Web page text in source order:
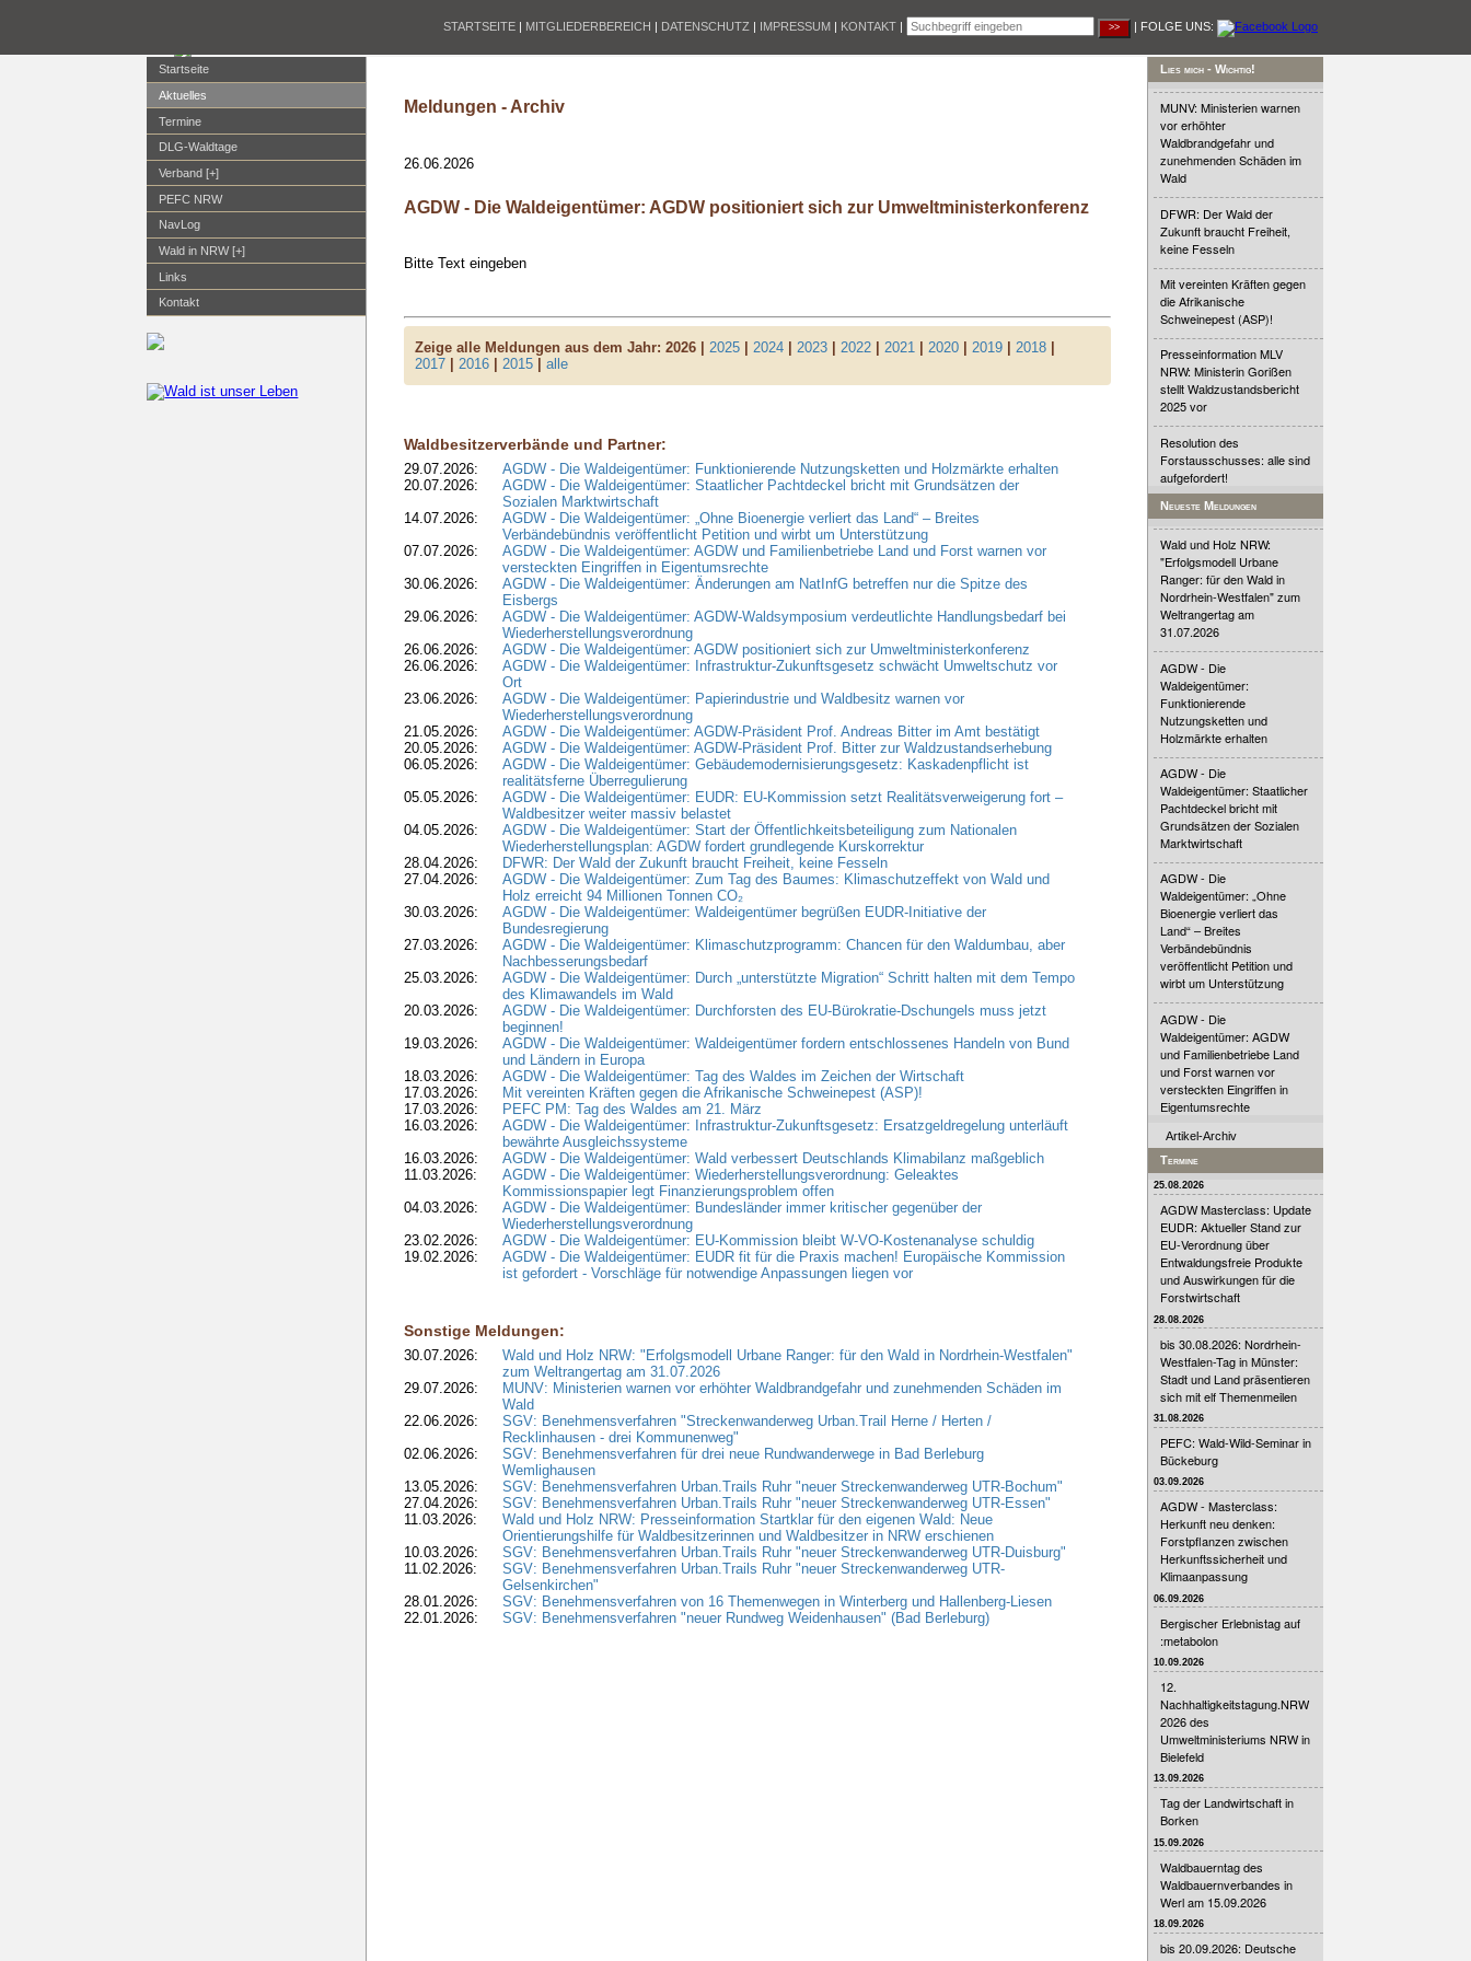
STARTSEITE | MITGLIEDERBEREICH | DATENSCHUTZ | IMPRESSUM | KONTAKT | | FOLGE UNS:
Startseite
Aktuelles
Termine
DLG-Waldtage
Verband [+]
PEFC NRW
NavLog
Wald in NRW [+]
Links
Kontakt
Meldungen - Archiv
26.06.2026
AGDW - Die Waldeigentümer: AGDW positioniert sich zur Umweltministerkonferenz
Bitte Text eingeben
Zeige alle Meldungen aus dem Jahr: 2026 | 2025| 2024| 2023| 2022| 2021| 2020| 2019| 2018|
2017| 2016| 2015| alle
Waldbesitzerverbände und Partner:
29.07.2026:
AGDW - Die Waldeigentümer: Funktionierende Nutzungsketten und Holzmärkte erhalten
20.07.2026:
AGDW - Die Waldeigentümer: Staatlicher Pachtdeckel bricht mit Grundsätzen der
Sozialen Marktwirtschaft
14.07.2026:
AGDW - Die Waldeigentümer: „Ohne Bioenergie verliert das Land“ – Breites
Verbändebündnis veröffentlicht Petition und wirbt um Unterstützung
07.07.2026:
AGDW - Die Waldeigentümer: AGDW und Familienbetriebe Land und Forst warnen vor
versteckten Eingriffen in Eigentumsrechte
30.06.2026:
AGDW - Die Waldeigentümer: Änderungen am NatInfG betreffen nur die Spitze des
Eisbergs
29.06.2026:
AGDW - Die Waldeigentümer: AGDW-Waldsymposium verdeutlichte Handlungsbedarf bei
Wiederherstellungsverordnung
26.06.2026:
AGDW - Die Waldeigentümer: AGDW positioniert sich zur Umweltministerkonferenz
26.06.2026:
AGDW - Die Waldeigentümer: Infrastruktur-Zukunftsgesetz schwächt Umweltschutz vor
Ort
23.06.2026:
AGDW - Die Waldeigentümer: Papierindustrie und Waldbesitz warnen vor
Wiederherstellungsverordnung
21.05.2026:
AGDW - Die Waldeigentümer: AGDW-Präsident Prof. Andreas Bitter im Amt bestätigt
20.05.2026:
AGDW - Die Waldeigentümer: AGDW-Präsident Prof. Bitter zur Waldzustandserhebung
06.05.2026:
AGDW - Die Waldeigentümer: Gebäudemodernisierungsgesetz: Kaskadenpflicht ist
realitätsferne Überregulierung
05.05.2026:
AGDW - Die Waldeigentümer: EUDR: EU-Kommission setzt Realitätsverweigerung fort –
Waldbesitzer weiter massiv belastet
04.05.2026:
AGDW - Die Waldeigentümer: Start der Öffentlichkeitsbeteiligung zum Nationalen
Wiederherstellungsplan: AGDW fordert grundlegende Kurskorrektur
28.04.2026:
DFWR: Der Wald der Zukunft braucht Freiheit, keine Fesseln
27.04.2026:
AGDW - Die Waldeigentümer: Zum Tag des Baumes: Klimaschutzeffekt von Wald und
Holz erreicht 94 Millionen Tonnen CO₂
30.03.2026:
AGDW - Die Waldeigentümer: Waldeigentümer begrüßen EUDR-Initiative der
Bundesregierung
27.03.2026:
AGDW - Die Waldeigentümer: Klimaschutzprogramm: Chancen für den Waldumbau, aber
Nachbesserungsbedarf
25.03.2026:
AGDW - Die Waldeigentümer: Durch „unterstützte Migration“ Schritt halten mit dem Tempo
des Klimawandels im Wald
20.03.2026:
AGDW - Die Waldeigentümer: Durchforsten des EU-Bürokratie-Dschungels muss jetzt
beginnen!
19.03.2026:
AGDW - Die Waldeigentümer: Waldeigentümer fordern entschlossenes Handeln von Bund
und Ländern in Europa
18.03.2026:
AGDW - Die Waldeigentümer: Tag des Waldes im Zeichen der Wirtschaft
17.03.2026:
Mit vereinten Kräften gegen die Afrikanische Schweinepest (ASP)!
17.03.2026:
PEFC PM: Tag des Waldes am 21. März
16.03.2026:
AGDW - Die Waldeigentümer: Infrastruktur-Zukunftsgesetz: Ersatzgeldregelung unterläuft
bewährte Ausgleichssysteme
16.03.2026:
AGDW - Die Waldeigentümer: Wald verbessert Deutschlands Klimabilanz maßgeblich
11.03.2026:
AGDW - Die Waldeigentümer: Wiederherstellungsverordnung: Geleaktes
Kommissionspapier legt Finanzierungsproblem offen
04.03.2026:
AGDW - Die Waldeigentümer: Bundesländer immer kritischer gegenüber der
Wiederherstellungsverordnung
23.02.2026:
AGDW - Die Waldeigentümer: EU-Kommission bleibt W-VO-Kostenanalyse schuldig
19.02.2026:
AGDW - Die Waldeigentümer: EUDR fit für die Praxis machen! Europäische Kommission
ist gefordert - Vorschläge für notwendige Anpassungen liegen vor
Sonstige Meldungen:
30.07.2026:
Wald und Holz NRW: "Erfolgsmodell Urbane Ranger: für den Wald in Nordrhein-Westfalen"
zum Weltrangertag am 31.07.2026
29.07.2026:
MUNV: Ministerien warnen vor erhöhter Waldbrandgefahr und zunehmenden Schäden im
Wald
22.06.2026:
SGV: Benehmensverfahren "Streckenwanderweg Urban.Trail Herne / Herten /
Recklinhausen - drei Kommunenweg"
02.06.2026:
SGV: Benehmensverfahren für drei neue Rundwanderwege in Bad Berleburg
Wemlighausen
13.05.2026:
SGV: Benehmensverfahren Urban.Trails Ruhr "neuer Streckenwanderweg UTR-Bochum"
27.04.2026:
SGV: Benehmensverfahren Urban.Trails Ruhr "neuer Streckenwanderweg UTR-Essen"
11.03.2026:
Wald und Holz NRW: Presseinformation Startklar für den eigenen Wald: Neue
Orientierungshilfe für Waldbesitzerinnen und Waldbesitzer in NRW erschienen
10.03.2026:
SGV: Benehmensverfahren Urban.Trails Ruhr "neuer Streckenwanderweg UTR-Duisburg"
11.02.2026:
SGV: Benehmensverfahren Urban.Trails Ruhr "neuer Streckenwanderweg UTR-
Gelsenkirchen"
28.01.2026:
SGV: Benehmensverfahren von 16 Themenwegen in Winterberg und Hallenberg-Liesen
22.01.2026:
SGV: Benehmensverfahren "neuer Rundweg Weidenhausen" (Bad Berleburg)
Lies mich - Wichtig!
MUNV: Ministerien warnen
vor erhöhter
Waldbrandgefahr und
zunehmenden Schäden im
Wald
DFWR: Der Wald der
Zukunft braucht Freiheit,
keine Fesseln
Mit vereinten Kräften gegen
die Afrikanische
Schweinepest (ASP)!
Presseinformation MLV
NRW: Ministerin Gorißen
stellt Waldzustandsbericht
2025 vor
Resolution des
Forstausschusses: alle sind
aufgefordert!
Neueste Meldungen
Wald und Holz NRW:
"Erfolgsmodell Urbane
Ranger: für den Wald in
Nordrhein-Westfalen" zum
Weltrangertag am
31.07.2026
AGDW - Die
Waldeigentümer:
Funktionierende
Nutzungsketten und
Holzmärkte erhalten
AGDW - Die
Waldeigentümer: Staatlicher
Pachtdeckel bricht mit
Grundsätzen der Sozialen
Marktwirtschaft
AGDW - Die
Waldeigentümer: „Ohne
Bioenergie verliert das
Land“ – Breites
Verbändebündnis
veröffentlicht Petition und
wirbt um Unterstützung
AGDW - Die
Waldeigentümer: AGDW
und Familienbetriebe Land
und Forst warnen vor
versteckten Eingriffen in
Eigentumsrechte
Artikel-Archiv
Termine
25.08.2026
AGDW Masterclass: Update
EUDR: Aktueller Stand zur
EU-Verordnung über
Entwaldungsfreie Produkte
und Auswirkungen für die
Forstwirtschaft
28.08.2026
bis 30.08.2026: Nordrhein-
Westfalen-Tag in Münster:
Stadt und Land präsentieren
sich mit elf Themenmeilen
31.08.2026
PEFC: Wald-Wild-Seminar in
Bückeburg
03.09.2026
AGDW - Masterclass:
Herkunft neu denken:
Forstpflanzen zwischen
Herkunftssicherheit und
Klimaanpassung
06.09.2026
Bergischer Erlebnistag auf
:metabolon
10.09.2026
12.
Nachhaltigkeitstagung.NRW
2026 des
Umweltministeriums NRW in
Bielefeld
13.09.2026
Tag der Landwirtschaft in
Borken
15.09.2026
Waldbauerntag des
Waldbauernverbandes in
Werl am 15.09.2026
18.09.2026
bis 20.09.2026: Deutsche